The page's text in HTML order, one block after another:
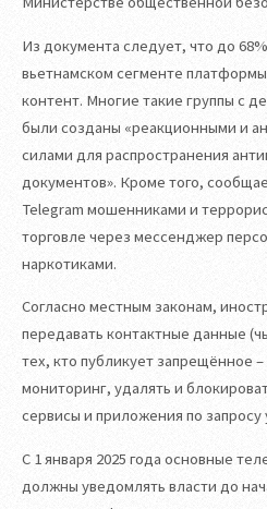
Из документа следует, что до
вьетнамском сегменте
контент. Многие такие группы с
были созданы «реакционными и
силами для распространения
документов». Кроме того,
Telegram мошенниками и
торговле через мессенджер
наркотиками.
Согласно местным законам,
передавать контактные данные
тех, кто публикует запрещённое
мониторинг, удалять и
сервисы и приложения по
С 1 января 2025 года основные
должны уведомлять власти до